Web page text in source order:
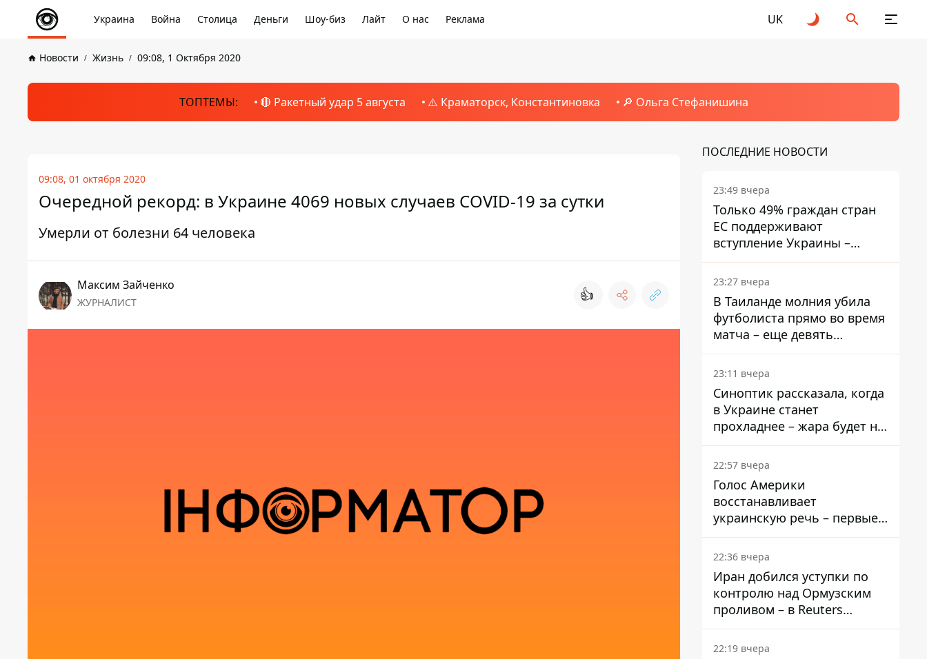
Украина Война Столица Деньги Шоу-биз Лайт О нас Реклама UK
Новости Жизнь 09:08, 1 Октября 2020
ТОПТЕМЫ: 🔴 Ракетный удар 5 августа ⚠️ Краматорск, Константиновка 🔎 Ольга Стефанишина
09:08, 01 октября 2020
Очередной рекорд: в Украине 4069 новых случаев COVID-19 за сутки
Умерли от болезни 64 человека
Максим Зайченко
ЖУРНАЛИСТ 👍
ПОСЛЕДНИЕ НОВОСТИ
23:49 вчера
Только 49% граждан стран
ЕС поддерживают
вступление Украины –
результаты опроса
23:27 вчера
В Таиланде молния убила
футболиста прямо во время
матча – еще девять
пострадали
23:11 вчера
Синоптик рассказала, когда
в Украине станет
прохладнее – жара будет не
долго
22:57 вчера
Голос Америки
восстанавливает
украинскую речь – первые
эфиры ожидаются на
следующей неделе
22:36 вчера
Иран добился уступки по
контролю над Ормузским
проливом – в Reuters
раскрыли детали
22:19 вчера